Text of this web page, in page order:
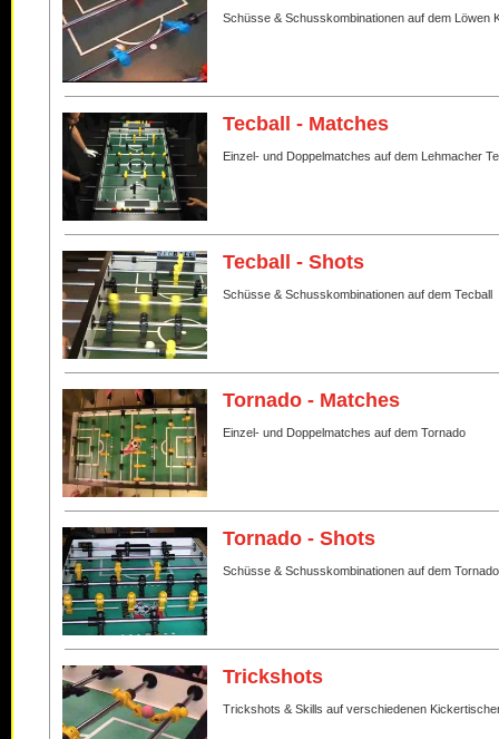
Schüsse & Schusskombinationen auf dem Löwen
Tecball - Matches
Einzel- und Doppelmatches auf dem Lehmacher
Tecball - Shots
Schüsse & Schusskombinationen auf dem Tecball
Tornado - Matches
Einzel- und Doppelmatches auf dem Tornado
Tornado - Shots
Schüsse & Schusskombinationen auf dem
Trickshots
Trickshots & Skills auf verschiedenen